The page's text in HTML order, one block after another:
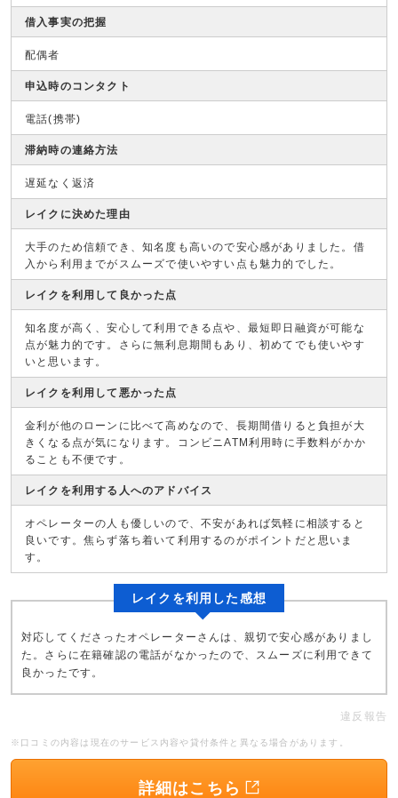
借入事実の把握
配偶者
申込時のコンタクト
電話(携帯)
滞納時の連絡方法
遅延なく返済
レイクに決めた理由
大手のため信頼でき、知名度も高いので安心感がありました。借
入から利用までがスムーズで使いやすい点も魅力的でした。
レイクを利用して良かった点
知名度が高く、安心して利用できる点や、最短即日融資が可能な
点が魅力的です。さらに無利息期間もあり、初めてでも使いやす
いと思います。
レイクを利用して悪かった点
金利が他のローンに比べて高めなので、長期間借りると負担が大
きくなる点が気になります。コンビニATM利用時に手数料がかか
ることも不便です。
レイクを利用する人へのアドバイス
オペレーターの人も優しいので、不安があれば気軽に相談すると
良いです。焦らず落ち着いて利用するのがポイントだと思いま
す。
レイクを利用した感想
対応してくださったオペレーターさんは、親切で安心感がありまし
た。さらに在籍確認の電話がなかったので、スムーズに利用できて
良かったです。
違反報告
※口コミの内容は現在のサービス内容や貸付条件と異なる場合があります。
詳細はこちら